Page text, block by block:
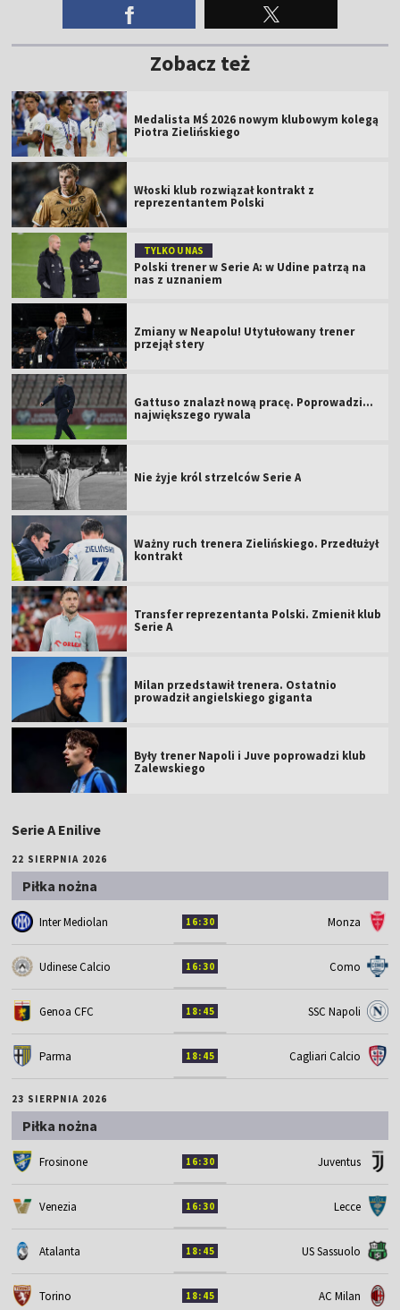
Zobacz też
Medalista MŚ 2026 nowym klubowym kolegą
Piotra Zielińskiego
Włoski klub rozwiązał kontrakt z
reprezentantem Polski
TYLKO U NAS
Polski trener w Serie A: w Udine patrzą na
nas z uznaniem
Zmiany w Neapolu! Utytułowany trener
przejął stery
Gattuso znalazł nową pracę. Poprowadzi...
największego rywala
Nie żyje król strzelców Serie A
Ważny ruch trenera Zielińskiego. Przedłużył
kontrakt
Transfer reprezentanta Polski. Zmienił klub
Serie A
Milan przedstawił trenera. Ostatnio
prowadził angielskiego giganta
Były trener Napoli i Juve poprowadzi klub
Zalewskiego
Serie A Enilive
22 SIERPNIA 2026
Piłka nożna
Inter Mediolan 16:30 Monza
Udinese Calcio 16:30 Como
Genoa CFC 18:45 SSC Napoli
Parma 18:45 Cagliari Calcio
23 SIERPNIA 2026
Piłka nożna
Frosinone 16:30 Juventus
Venezia 16:30 Lecce
Atalanta 18:45 US Sassuolo
Torino 18:45 AC Milan